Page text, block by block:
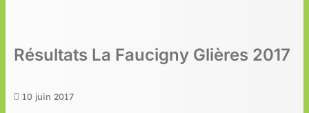
Résultats La Faucigny Glières 2017
10 juin 2017